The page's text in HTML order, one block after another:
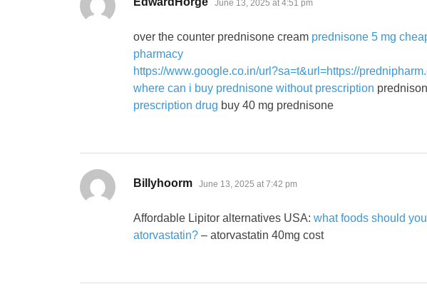
June 13, 2025 at 4:51 pm
over the counter prednisone cream prednisone 5 mg
pharmacy
https://www.google.co.in/url?sa=t&url=https://
where can i buy prednisone without prescription
prescription drug buy 40 mg prednisone
Billyhoorm says:
June 13, 2025 at 7:42 pm
Affordable Lipitor alternatives USA: what foods should
atorvastatin? – atorvastatin 40mg cost